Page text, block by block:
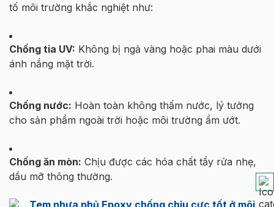
tố môi trường khắc nghiệt như:
Chống tia UV: Không bị ngả vàng hoặc phai màu dưới
ánh nắng mặt trời.
Chống nước: Hoàn toàn không thấm nước, lý tưởng
cho sản phẩm ngoài trời hoặc môi trường ẩm ướt.
Chống ăn mòn: Chịu được các hóa chất tẩy rửa nhẹ,
dầu mỡ thông thường.